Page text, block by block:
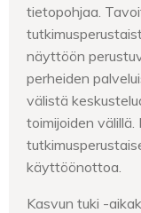
tietopohjaa.
näyttöön
perheiden
välistä
toimijoiden
käyttöönottoa.
Kasvun tuki -